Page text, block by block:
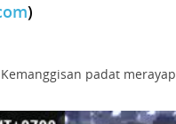
)
padat merayap